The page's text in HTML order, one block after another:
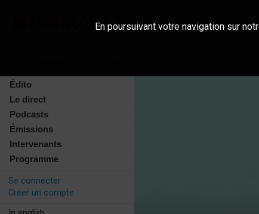
Édito
Le direct
Podcasts
Émissions
Intervenants
Programme
Se connecter
Créer un compte
En poursuivant votre navigation sur